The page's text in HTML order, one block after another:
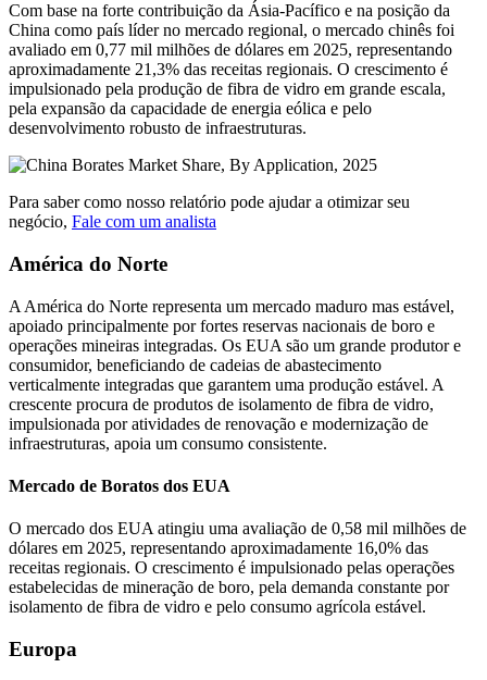
Com base na forte contribuição da Ásia-Pacífico e na posição da
China como país líder no mercado regional, o mercado chinês foi
avaliado em 0,77 mil milhões de dólares em 2025, representando
aproximadamente 21,3% das receitas regionais. O crescimento é
impulsionado pela produção de fibra de vidro em grande escala,
pela expansão da capacidade de energia eólica e pelo
desenvolvimento robusto de infraestruturas.
Para saber como nosso relatório pode ajudar a otimizar seu
negócio, Fale com um analista
América do Norte
A América do Norte representa um mercado maduro mas estável,
apoiado principalmente por fortes reservas nacionais de boro e
operações mineiras integradas. Os EUA são um grande produtor e
consumidor, beneficiando de cadeias de abastecimento
verticalmente integradas que garantem uma produção estável. A
crescente procura de produtos de isolamento de fibra de vidro,
impulsionada por atividades de renovação e modernização de
infraestruturas, apoia um consumo consistente.
Mercado de Boratos dos EUA
O mercado dos EUA atingiu uma avaliação de 0,58 mil milhões de
dólares em 2025, representando aproximadamente 16,0% das
receitas regionais. O crescimento é impulsionado pelas operações
estabelecidas de mineração de boro, pela demanda constante por
isolamento de fibra de vidro e pelo consumo agrícola estável.
Europa